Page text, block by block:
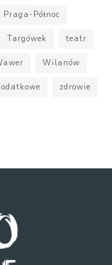
Praga-Północ
Targówek teatr
Wilanów
zdrowie